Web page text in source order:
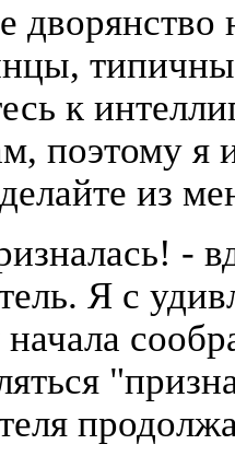
дворянство
к
поэтому я
из
-
Я с
начала